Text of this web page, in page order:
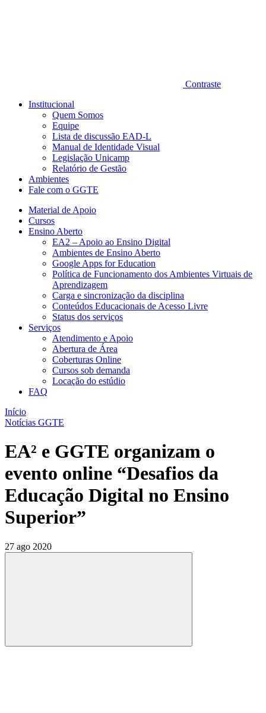
Contraste
Institucional
Quem Somos
Equipe
Lista de discussão EAD-L
Manual de Identidade Visual
Legislação Unicamp​
Relatório de Gestão
Ambientes
Fale com o GGTE
Material de Apoio
Cursos
Ensino Aberto
EA2 – Apoio ao Ensino Digital
Ambientes de Ensino Aberto
Google Apps for Education
Política de Funcionamento dos Ambientes Virtuais de
Aprendizagem
Carga e sincronização da disciplina​
Conteúdos Educacionais de Acesso Livre​
Status dos serviços​​
Serviços
Atendimento e Apoio
Abertura de Área
Coberturas Online​
Cursos sob demanda
Locação do estúdio
FAQ
Início
Notícias GGTE
EA² e GGTE organizam o
evento online “Desafios da
Educação Digital no Ensino
Superior”
27 ago 2020
Compartilhar